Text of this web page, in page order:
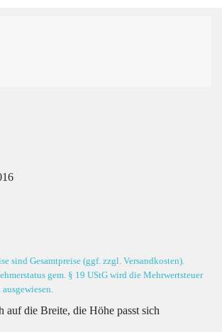
sind Gesamtpreise (ggf. zzgl. Versandkosten).
gem. § 19 UStG wird die Mehrwertsteuer
auf die Breite, die Höhe passt sich